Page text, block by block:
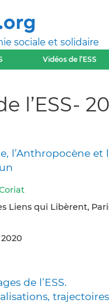
sociale et solidaire
Vidéos de l’ESS
l’ESS-
l’Anthropocène et
Liens qui Libèrent,
de l’ESS.